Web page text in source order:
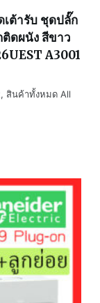
ต้ารับ ชุดปลั๊ก
ดผนัง สีขาว
A3001
, สินค้าทั้งหมด All